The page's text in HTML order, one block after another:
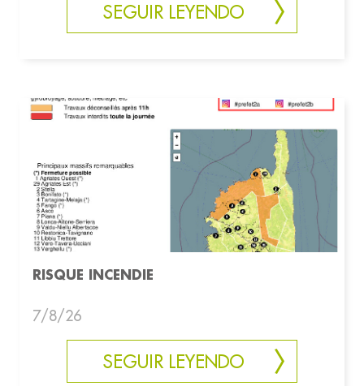
SEGUIR LEYENDO
RISQUE INCENDIE
7/8/26
SEGUIR LEYENDO